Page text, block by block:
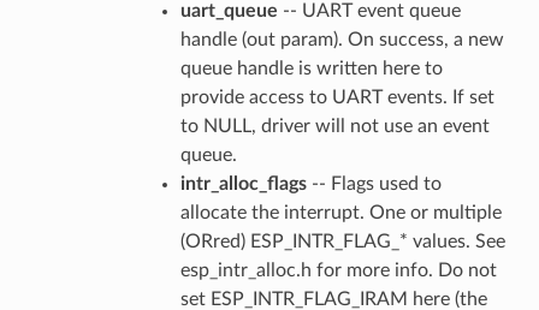
uart_queue -- UART event queue
handle (out param). On success, a new
queue handle is written here to
provide access to UART events. If set
to NULL, driver will not use an event
queue.
intr_alloc_flags-- Flags used to
allocate the interrupt. One or multiple
(ORred) ESP_INTR_FLAG_* values. See
esp_intr_alloc.h for more info. Do not
set ESP_INTR_FLAG_IRAM here (the